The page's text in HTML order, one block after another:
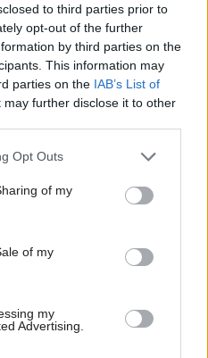
to third parties prior to
opt-out of the further
by third parties on the
This information may
parties on the IAB’s List of
may further disclose it to other
uses one or more Google
behaviour. You may click to
and its third-party tags to
purposes in below Google
Opt Outs
of my
of my
my
Advertising.
interiéru
homestage
článok